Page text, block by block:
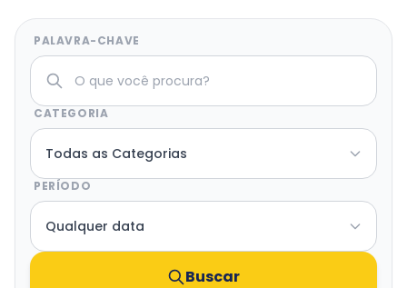
Cidade
Governo
Ouvidoria
Transparência e Atos
PALAVRA-CHAVE
CATEGORIA
PERÍODO
Buscar